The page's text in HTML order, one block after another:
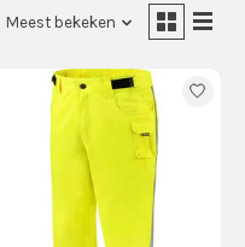
Meest bekeken